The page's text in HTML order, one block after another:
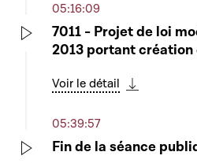
05:16:09
7011 - Projet de loi
2013 portant création
Voir le détail
05:39:57
Fin de la séance